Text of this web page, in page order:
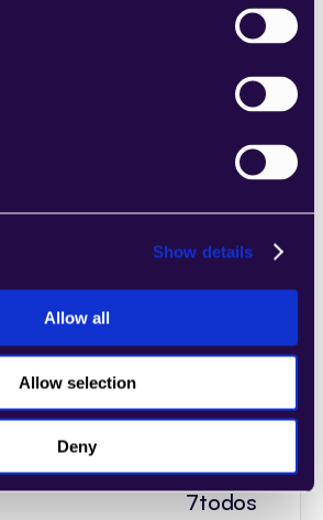
Show details
Allow all
Allow selection
Deny
المتنامي.
Learn more
4Dem
7todos